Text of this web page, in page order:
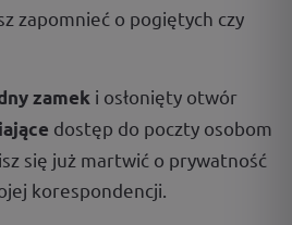
zapomnieć o pogiętych czy
zamek i osłonięty otwór
dostęp do poczty osobom
się już martwić o prywatność
korespondencji.